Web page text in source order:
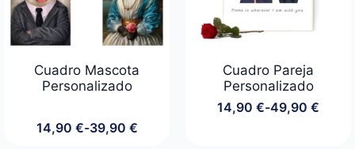
Cuadro Mascota
Personalizado
14,90 €-39,90 €
Rango
Cuadro Pareja
Personalizado
14,90 €-49,90 €
Rango